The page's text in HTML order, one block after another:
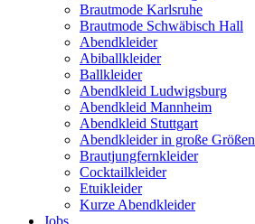
Brautmode Karlsruhe
Brautmode Schwäbisch Hall
Abendkleider
Abiballkleider
Ballkleider
Abendkleid Ludwigsburg
Abendkleid Mannheim
Abendkleid Stuttgart
Abendkleider in große Größen
Brautjungfernkleider
Cocktailkleider
Etuikleider
Kurze Abendkleider